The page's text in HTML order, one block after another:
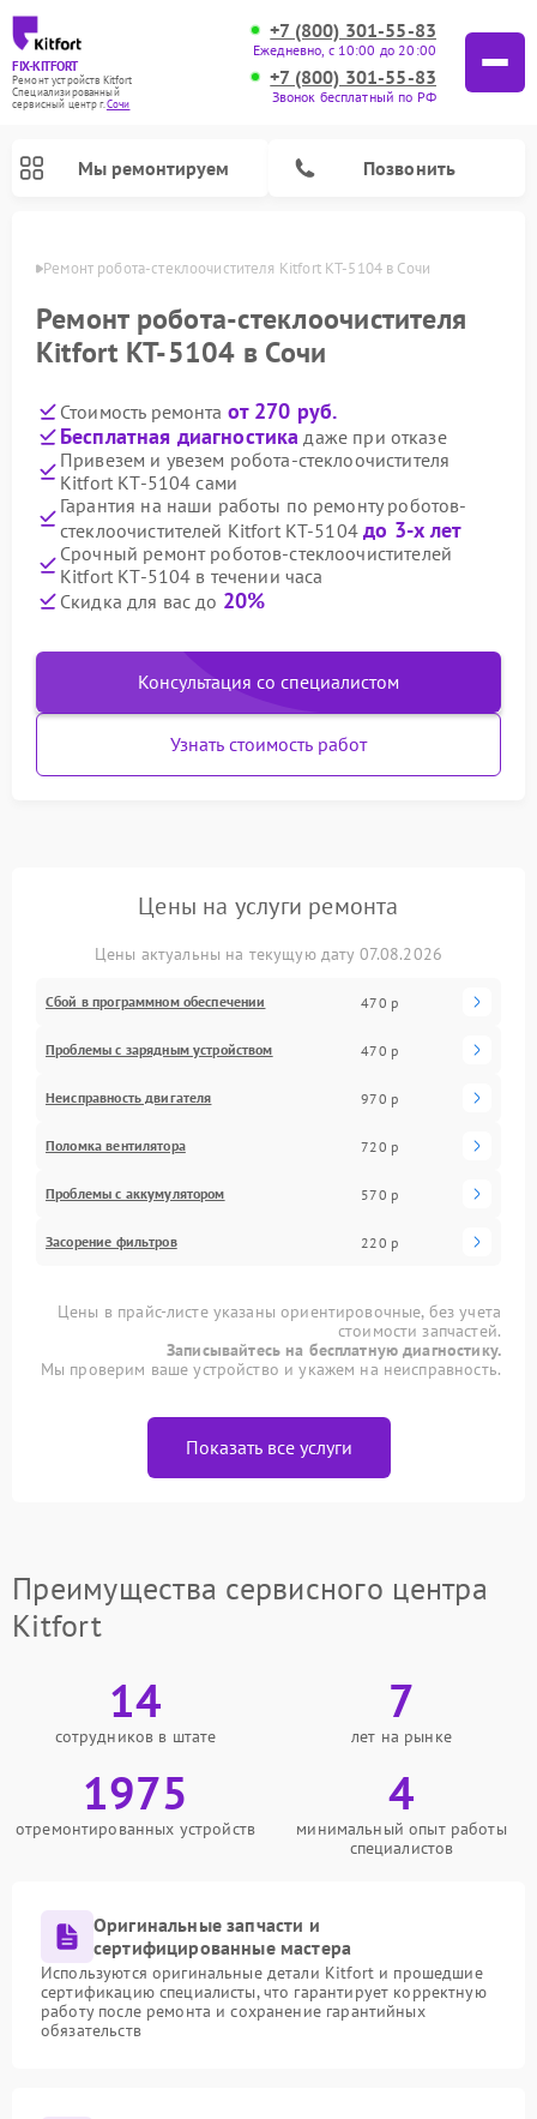
FIX-KITFORT
Ремонт устройств Kitfort
Специализированный
cервисный центр г.Сочи
+7 (800) 301-55-83
Ежедневно, с 10:00 до 20:00
+7 (800) 301-55-83
Звонок бесплатный по РФ
Мы ремонтируем Позвонить
Ремонт робота-стеклоочистителя Kitfort КТ-5104 в Сочи
Ремонт робота-стеклоочистителя
Kitfort КТ-5104 в Сочи
Стоимость ремонта от 270 руб.
Бесплатная диагностика даже при отказе
Привезем и увезем робота-стеклоочистителя
Kitfort КТ-5104 сами
Гарантия на наши работы по ремонту роботов-
стеклоочистителей Kitfort КТ-5104до 3-х лет
Срочный ремонт роботов-стеклоочистителей
Kitfort КТ-5104 в течении часа
Скидка для вас до 20%
Консультация со специалистом
Узнать стоимость работ
Цены на услуги ремонта
Цены актуальны на текущую дату 07.08.2026
Сбой в программном обеспечении 470 р
Проблемы с зарядным устройством 470 р
Неисправность двигателя 970 р
Поломка вентилятора 720 р
Проблемы с аккумулятором 570 р
Засорение фильтров 220 р
Цены в прайс-листе указаны ориентировочные, без учета
стоимости запчастей.
Записывайтесь на бесплатную диагностику.
Мы проверим ваше устройство и укажем на неисправность.
Показать все услуги
Преимущества сервисного центра
Kitfort
14
сотрудников в штате
7
лет на рынке
1975
отремонтированных устройств
4
минимальный опыт работы
специалистов
Оригинальные запчасти и
сертифицированные мастера
Используются оригинальные детали Kitfort и прошедшие
сертификацию специалисты, что гарантирует корректную
работу после ремонта и сохранение гарантийных
обязательств